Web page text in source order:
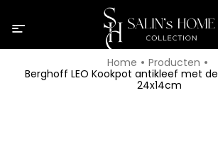
Home
Producten
Berghoff LEO Kookpot antikleef met
24x14cm